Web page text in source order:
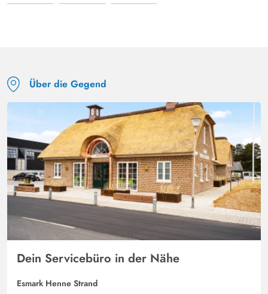
Über die Gegend
Dein Servicebüro in der Nähe
Esmark Henne Strand